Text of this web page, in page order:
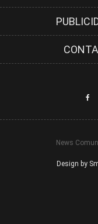
News
Design by